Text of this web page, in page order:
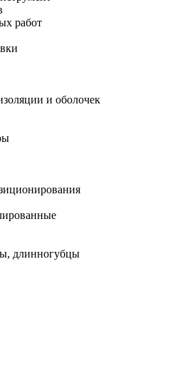
работ
и оболочек
длинногубцы